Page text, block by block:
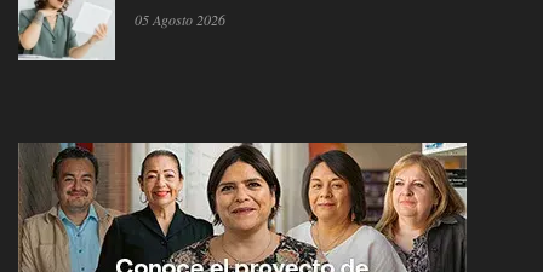
05 Agosto 2026